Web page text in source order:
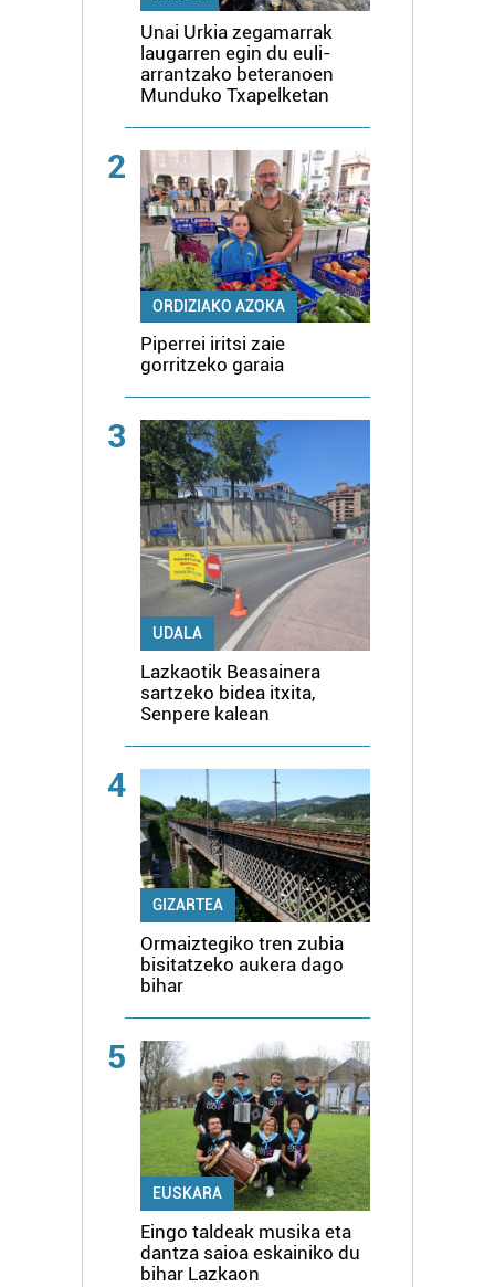
Unai Urkia zegamarrak
laugarren egin du euli-
arrantzako beteranoen
Munduko Txapelketan
2
ORDIZIAKO AZOKA
Piperrei iritsi zaie
gorritzeko garaia
3
UDALA
Lazkaotik Beasainera
sartzeko bidea itxita,
Senpere kalean
4
GIZARTEA
Ormaiztegiko tren zubia
bisitatzeko aukera dago
bihar
5
EUSKARA
Eingo taldeak musika eta
dantza saioa eskainiko du
bihar Lazkaon